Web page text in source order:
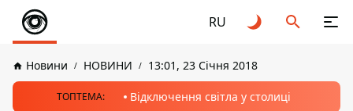
RU
Новини НОВИНИ 13:01, 23 Січня 2018
ТОПТЕМА: Відключення світла у столиці